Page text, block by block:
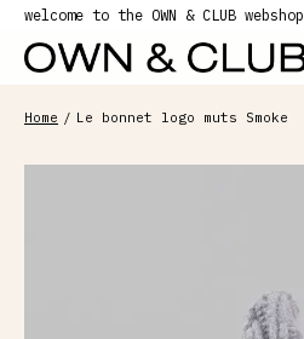
welcome to the OWN & CLUB webshop
Home / Le bonnet logo muts Smoke